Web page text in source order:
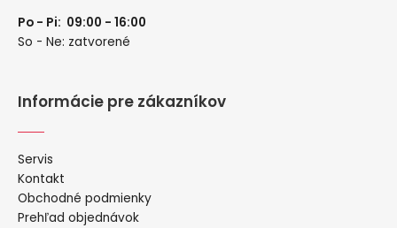
Po - Pi: 09:00 - 16:00
So - Ne: zatvorené
Informácie pre zákazníkov
Servis
Kontakt
Obchodné podmienky
Prehľad objednávok